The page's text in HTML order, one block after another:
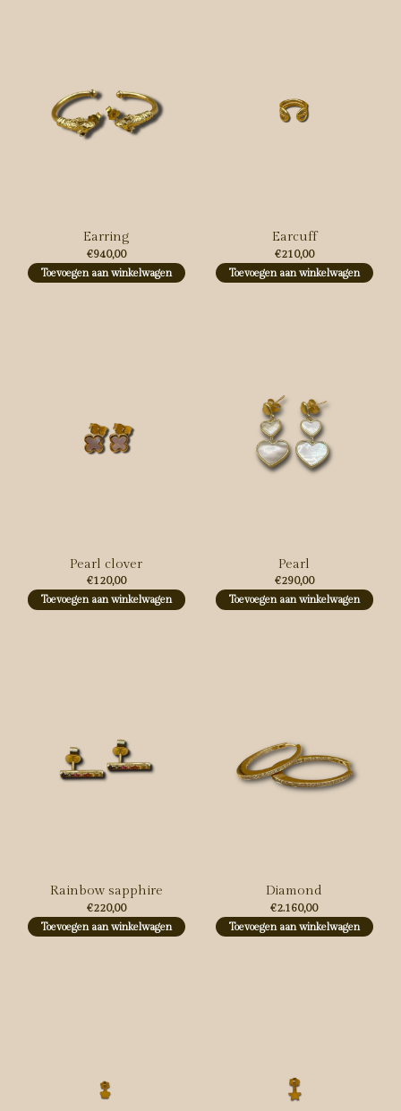
Earring
€940,00
Toevoegen aan winkelwagen
Earcuff
€210,00
Toevoegen aan winkelwagen
Pearl clover
€120,00
Toevoegen aan winkelwagen
Pearl
€290,00
Toevoegen aan winkelwagen
Rainbow sapphire
€220,00
Toevoegen aan winkelwagen
Diamond
€2.160,00
Toevoegen aan winkelwagen